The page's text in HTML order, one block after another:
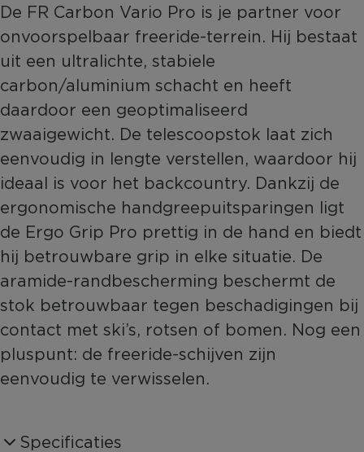
De FR Carbon Vario Pro is je partner voor
onvoorspelbaar freeride-terrein. Hij bestaat
uit een ultralichte, stabiele
carbon/aluminium schacht en heeft
daardoor een geoptimaliseerd
zwaaigewicht. De telescoopstok laat zich
eenvoudig in lengte verstellen, waardoor hij
ideaal is voor het backcountry. Dankzij de
ergonomische handgreepuitsparingen ligt
de Ergo Grip Pro prettig in de hand en biedt
hij betrouwbare grip in elke situatie. De
aramide-randbescherming beschermt de
stok betrouwbaar tegen beschadigingen bij
contact met ski’s, rotsen of bomen. Nog een
pluspunt: de freeride-schijven zijn
eenvoudig te verwisselen.
Specificaties